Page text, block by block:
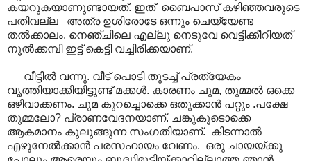
കയറുകയാണുണ്ടായത്. ഇത് ബൈപാസ് കഴിഞ്ഞവരുടെ
പതിവല്ല അത്ര ഉശിരോടേ ഒന്നും ചെയ്യേണ്ട
തൽക്കാലം. നെഞ്ചിലെ എല്ലു നെടുവേ വെട്ടിക്കീറിയത്
നൂൽക്കമ്പി ഇട്ട് കെട്ടി വച്ചിരിക്കയാണ്.
വീട്ടിൽ വന്നു. വീട് പൊടി തുടച്ച് പ്രത്യേകം
വൃത്തിയാക്കിയിട്ടുണ്ട് മക്കൾ. കാരണം ചുമ, തുമ്മൽ ഒക്കെ
ഒഴിവാക്കണം. ചുമ കുറച്ചൊക്കെ ഒതുക്കാൻ പറ്റും .പക്ഷേ
തുമ്മലോ? പ്രാണവേദനയാണ്. ചങ്കുകൂടൊക്കെ
ആകമാനം കുലുങ്ങുന്ന സംഗതിയാണ്. കിടന്നാൽ
എഴുനേൽക്കാൻ പരസഹായം വേണം. ഒരു ചായയ്ക്കു